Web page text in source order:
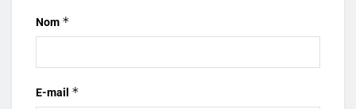
Nom *
E-mail *